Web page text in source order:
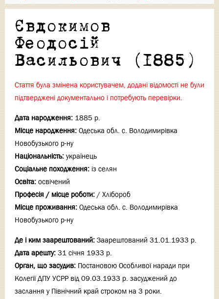
Євдокимов
Феодосій
Васильович (1885)
Стаття була змінена користувачем, додані відомості не були
підтверджені документально і потребують перевірки.
Дата народження: 1885 р.
Місце народження: Одеська обл. с. Володимирівка
Новобузького р-ну
Національність: українець
Соціальне походження: із селян
Освіта: освічений
Професія / місце роботи: / Хлібороб
Місце проживання: Одеська обл. с. Володимирівка
Новобузького р-ну
Де і ким заарештований: Заарештований 31.01.1933 р.
Дата арешту: 31 січня 1933 р.
Орган, що засудив: Постановою Особливої наради при
Колегії ДПУ УСРР від 09.03.1933 р. засуджений до
заслання у Північний край строком на 3 роки.